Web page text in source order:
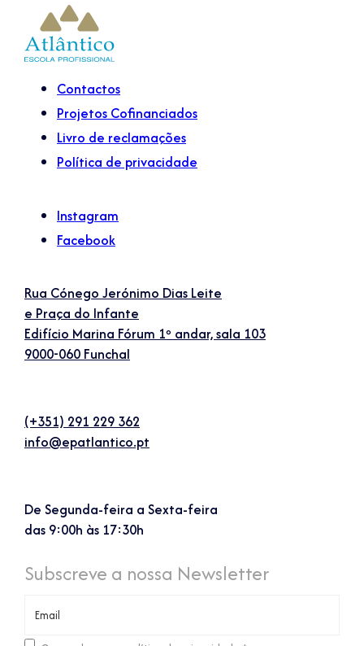
Contactos
Projetos Cofinanciados
Livro de reclamações
Política de privacidade
Instagram
Facebook
Rua Cónego Jerónimo Dias Leite
e Praça do Infante
Edifício Marina Fórum 1º andar, sala 103
9000-060 Funchal
(+351) 291 229 362
info@epatlantico.pt
De Segunda-feira a Sexta-feira
das 9:00h às 17:30h
Subscreve a nossa Newsletter